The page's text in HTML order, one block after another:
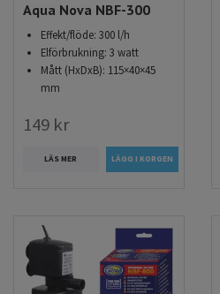
Aqua Nova NBF-300
Effekt/flöde: 300 l/h
Elförbrukning: 3 watt
Mått (HxDxB): 115×40×45
mm
149 kr
LÄS MER